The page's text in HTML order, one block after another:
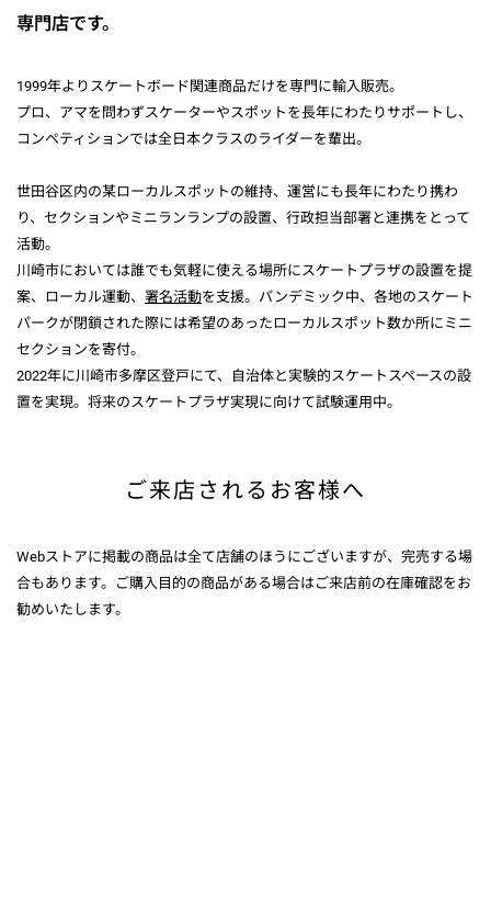
専門店です。
1999年よりスケートボード関連商品だけを専門に輸入販売。
プロ、アマを問わずスケーターやスポットを長年にわたりサポートし、
コンペティションでは全日本クラスのライダーを輩出。
世田谷区内の某ローカルスポットの維持、運営にも長年にわたり携わ
り、セクションやミニランランプの設置、行政担当部署と連携をとって
活動。
川崎市においては誰でも気軽に使える場所にスケートプラザの設置を提
案、ローカル運動、 署名活動を支援。パンデミック中、各地のスケート
パークが閉鎖された際には希望のあったローカルスポット数か所にミニ
セクションを寄付。
2022年に川崎市多摩区登戸にて、自治体と実験的スケートスペースの設
置を実現。将来のスケートプラザ実現に向けて試験運用中。
ご来店されるお客様へ
Webストアに掲載の商品は全て店舗のほうにございますが、完売する場
合もあります。ご購入目的の商品がある場合はご来店前の在庫確認をお
勧めいたします。